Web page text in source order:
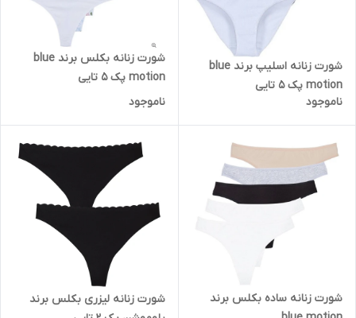
شورت زنانه اسلیپ برند blue
motion پک 5 تایی
ناموجود
شورت زنانه بکلس برند blue
motion پک 5 تایی
ناموجود
شورت زنانه ساده بکلس برند
شورت زنانه لیزری بکلس برند